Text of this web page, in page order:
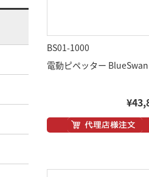
BS01-1000
電動ピペッター BlueSwan